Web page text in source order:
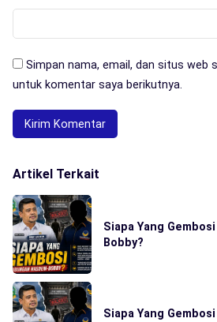
Simpan nama, email, dan situs web
untuk komentar saya berikutnya.
Artikel Terkait
Siapa Yang
Bobby?
Siapa Yang